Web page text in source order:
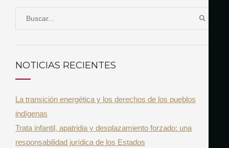
c
f
o
r
:
B
NOTICIAS RECIENTES
La transición energética y los derechos de los pueblos
indígenas
Trata infantil, apatridia y desplazamiento forzado: una
responsabilidad jurídica de los Estados